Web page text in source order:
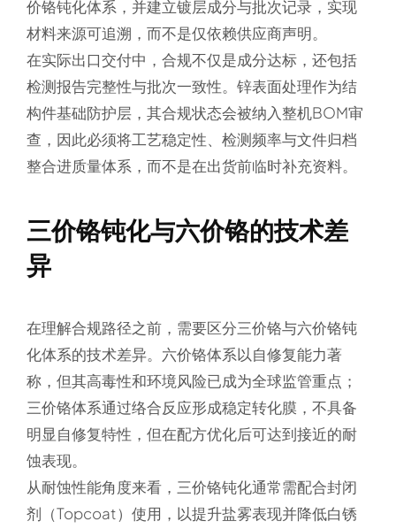
价铬钝化体系，并建立镀层成分与批次记录，实现
材料来源可追溯，而不是仅依赖供应商声明。
在实际出口交付中，合规不仅是成分达标，还包括
检测报告完整性与批次一致性。锌表面处理作为结
构件基础防护层，其合规状态会被纳入整机BOM审
查，因此必须将工艺稳定性、检测频率与文件归档
整合进质量体系，而不是在出货前临时补充资料。
三价铬钝化与六价铬的技术差
异
在理解合规路径之前，需要区分三价铬与六价铬钝
化体系的技术差异。六价铬体系以自修复能力著
称，但其高毒性和环境风险已成为全球监管重点；
三价铬体系通过络合反应形成稳定转化膜，不具备
明显自修复特性，但在配方优化后可达到接近的耐
蚀表现。
从耐蚀性能角度来看，三价铬钝化通常需配合封闭
剂（Topcoat）使用，以提升盐雾表现并降低白锈